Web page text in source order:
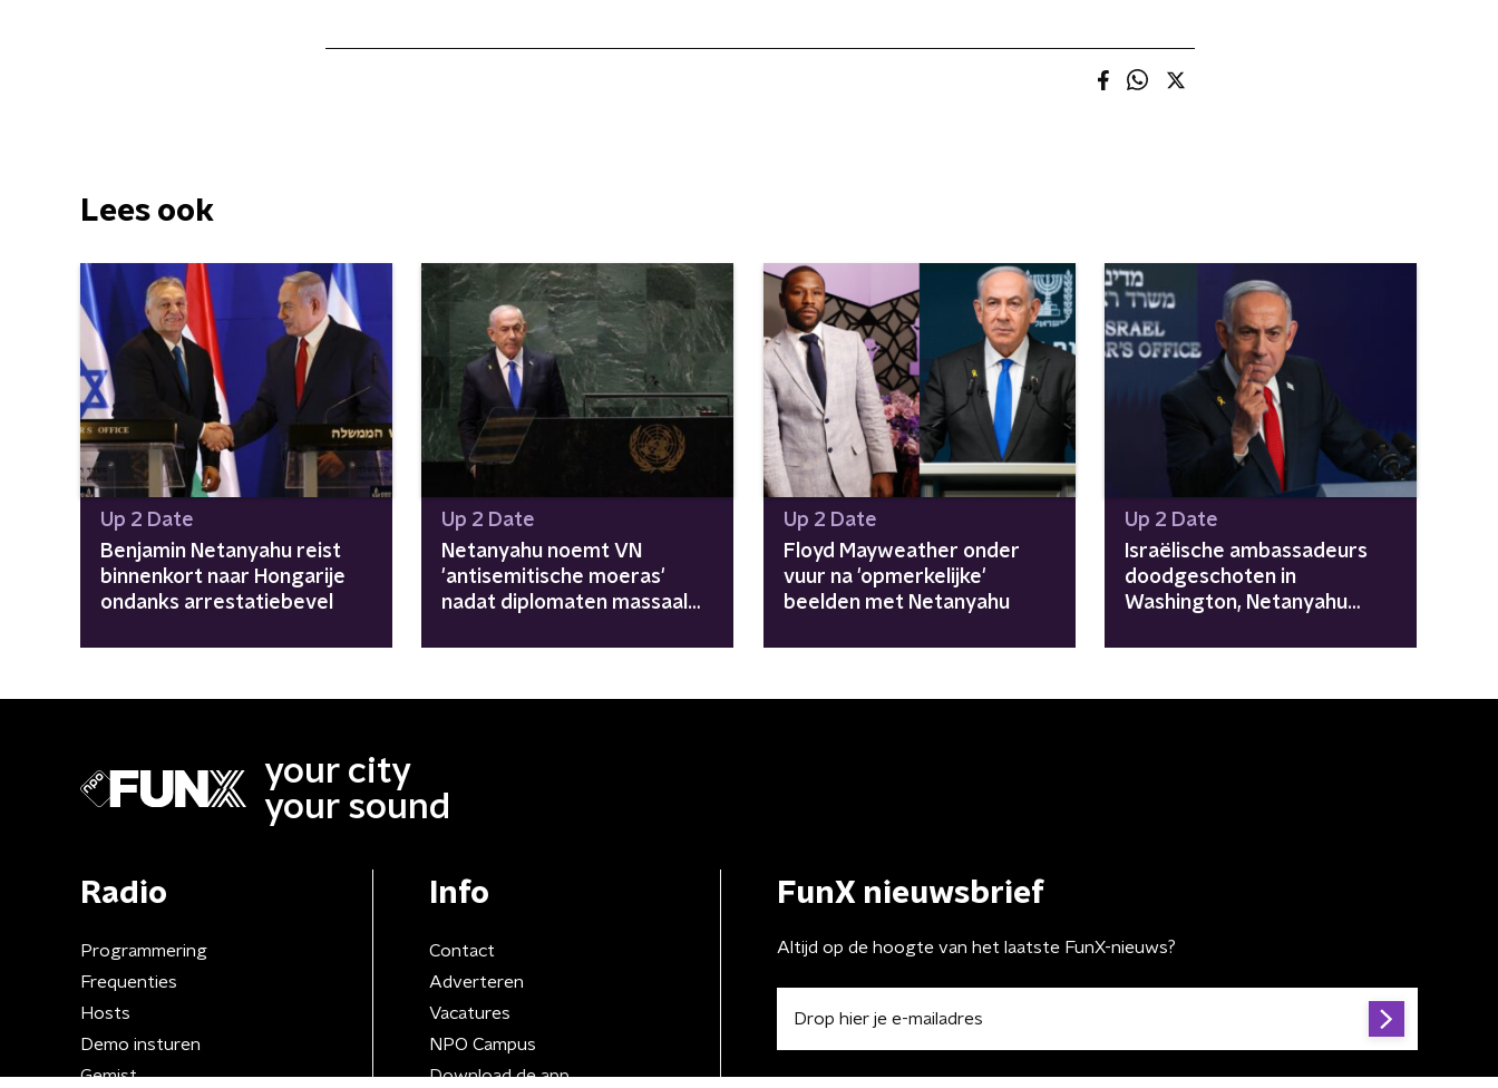
Lees ook
Up 2 Date
Benjamin Netanyahu reist
binnenkort naar Hongarije
ondanks arrestatiebevel
Up 2 Date
Netanyahu noemt VN
'antisemitische moeras'
nadat diplomaten massaal
Up 2 Date
Floyd Mayweather onder
vuur na 'opmerkelijke'
beelden met Netanyahu
Up 2 Date
Israëlische ambassadeurs
doodgeschoten in
Washington, Netanyahu
your city
your sound
Radio
Programmering
Frequenties
Hosts
Demo insturen
Gemist
Info
Contact
Adverteren
Vacatures
NPO Campus
Download de app
FunX nieuwsbrief
Altijd op de hoogte van het laatste FunX-nieuws?